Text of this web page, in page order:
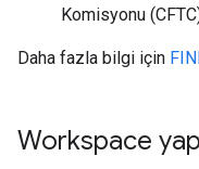
Komisyonu
Daha fazla bilgi için
Workspace